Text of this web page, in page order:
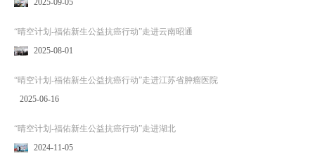
“晴空计划-福佑新生公益抗癌行动”走进云南昭通
2025-08-01
“晴空计划-福佑新生公益抗癌行动”走进江苏省肿瘤医院
2025-06-16
“晴空计划-福佑新生公益抗癌行动”走进湖北
2024-11-05